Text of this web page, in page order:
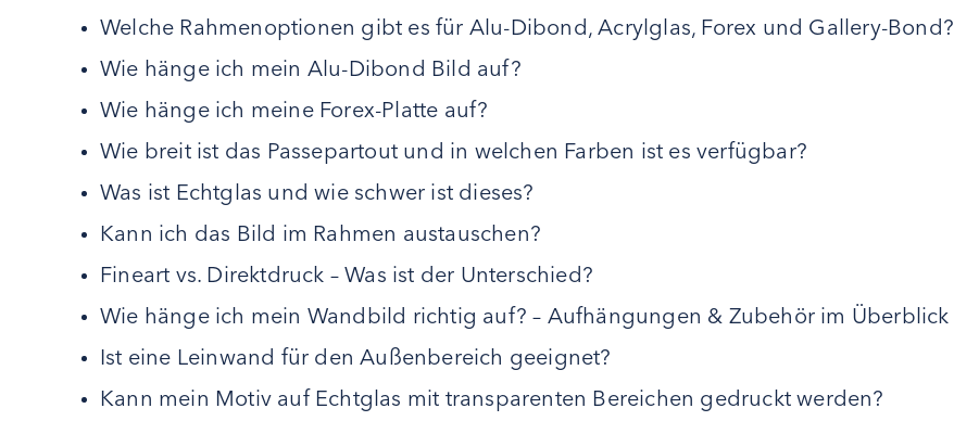
Welche Rahmenoptionen gibt es für Alu-Dibond, Acrylglas, Forex und Gallery-Bond?
Wie hänge ich mein Alu-Dibond Bild auf?
Wie hänge ich meine Forex-Platte auf?
Wie breit ist das Passepartout und in welchen Farben ist es verfügbar?
Was ist Echtglas und wie schwer ist dieses?
Kann ich das Bild im Rahmen austauschen?
Fineart vs. Direktdruck – Was ist der Unterschied?
Wie hänge ich mein Wandbild richtig auf? – Aufhängungen & Zubehör im Überblick
Ist eine Leinwand für den Außenbereich geeignet?
Kann mein Motiv auf Echtglas mit transparenten Bereichen gedruckt werden?